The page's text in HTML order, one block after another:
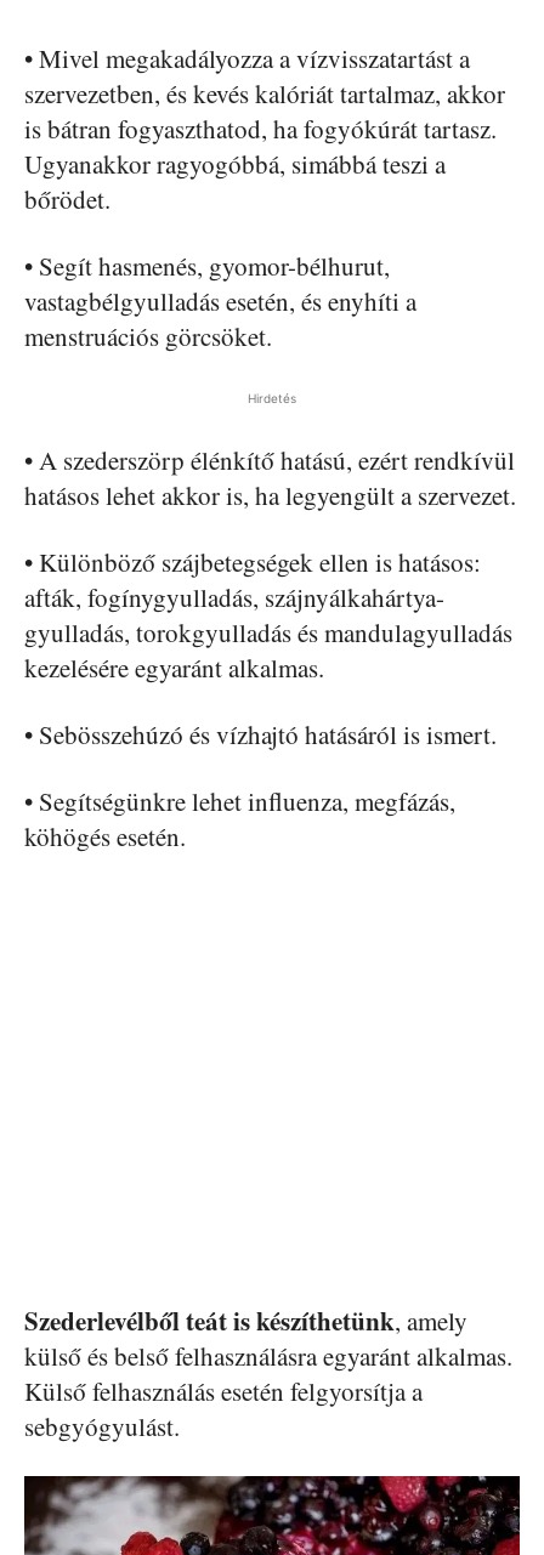
• Mivel megakadályozza a vízvisszatartást a
szervezetben, és kevés kalóriát tartalmaz, akkor
is bátran fogyaszthatod, ha fogyókúrát tartasz.
Ugyanakkor ragyogóbbá, simábbá teszi a
bőrödet.
• Segít hasmenés, gyomor-bélhurut,
vastagbélgyulladás esetén, és enyhíti a
menstruációs görcsöket.
Hirdetés
• A szederszörp élénkítő hatású, ezért rendkívül
hatásos lehet akkor is, ha legyengült a szervezet.
• Különböző szájbetegségek ellen is hatásos:
afták, fogínygyulladás, szájnyálkahártya-
gyulladás, torokgyulladás és mandulagyulladás
kezelésére egyaránt alkalmas.
• Sebösszehúzó és vízhajtó hatásáról is ismert.
• Segítségünkre lehet influenza, megfázás,
köhögés esetén.
Szederlevélből teát is készíthetünk, amely
külső és belső felhasználásra egyaránt alkalmas.
Külső felhasználás esetén felgyorsítja a
sebgyógyulást.